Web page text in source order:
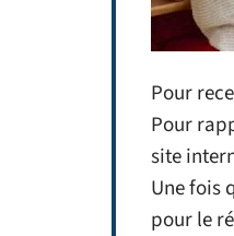
Pour
Pour
site
Une fois
pour le